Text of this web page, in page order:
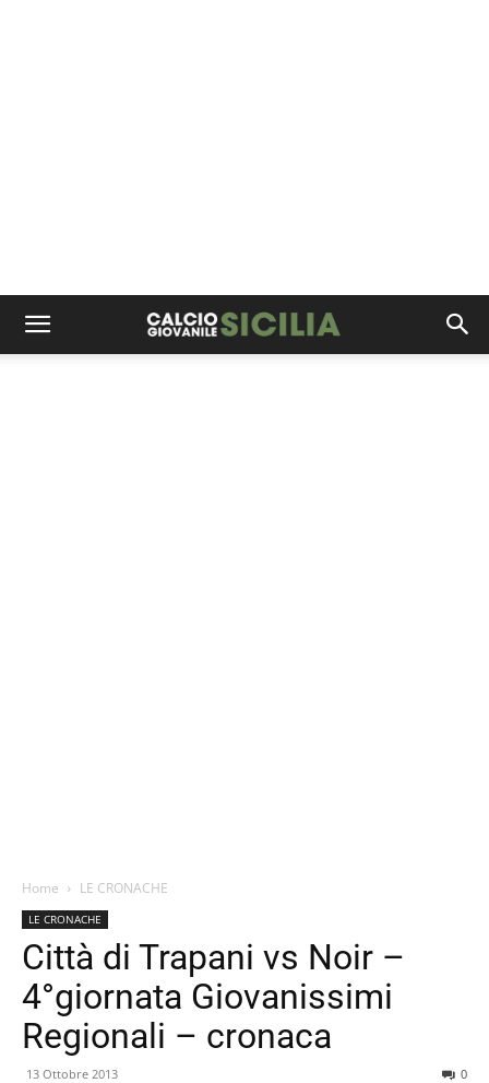
Home LE CRONACHE
LE CRONACHE
Città di Trapani vs Noir –
4°giornata Giovanissimi
Regionali – cronaca
13 Ottobre 2013 0